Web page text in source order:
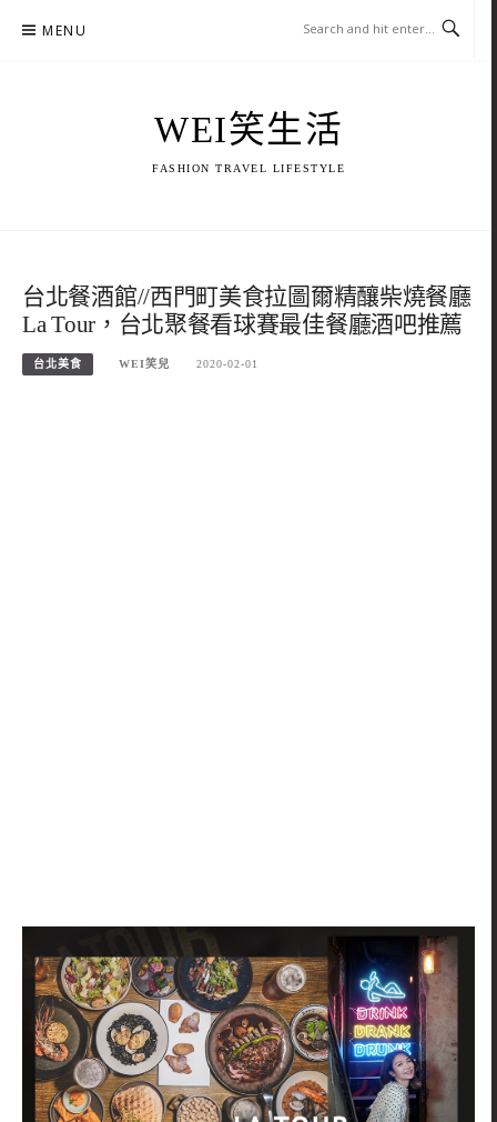
MENU
WEI笑生活
FASHION TRAVEL LIFESTYLE
台北餐酒館//西門町美食拉圖爾精釀柴燒餐廳
La Tour，台北聚餐看球賽最佳餐廳酒吧推薦
台北美食 WEI笑兒 2020-02-01